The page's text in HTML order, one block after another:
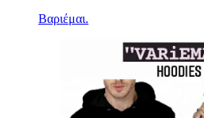
Βαριέμαι.